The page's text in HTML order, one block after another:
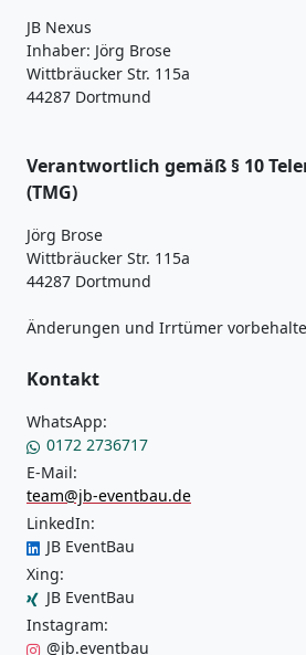
JB Nexus
Inhaber: Jörg Brose
Wittbräucker Str. 115a
44287 Dortmund
Verantwortlich gemäß § 10
(TMG)
Jörg Brose
Wittbräucker Str. 115a
44287 Dortmund
Änderungen und Irrtümer
Kontakt
WhatsApp:
0172 2736717
E-Mail:
team@jb-eventbau.de
LinkedIn:
JB EventBau
Xing:
JB EventBau
Instagram:
@jb.eventbau